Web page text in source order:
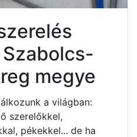
megye
a világban:
szerelőkkel,
pékekkel... de ha